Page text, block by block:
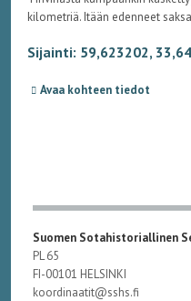
kilometriä. Itään edenneet
Sijainti: 59,623202,
Avaa kohteen tiedot
Suomen Sotahistoriallinen
PL 65
FI-00101 HELSINKI
koordinaatit@sshs.fi